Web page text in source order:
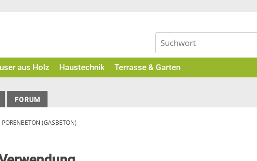
aus Holz Haustechnik Terrasse & Garten
FORUM
PORENBETON (GASBETON)